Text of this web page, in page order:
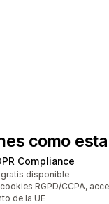
como esta
Compliance
gratis disponible
RGPD/CCPA,
de la UE